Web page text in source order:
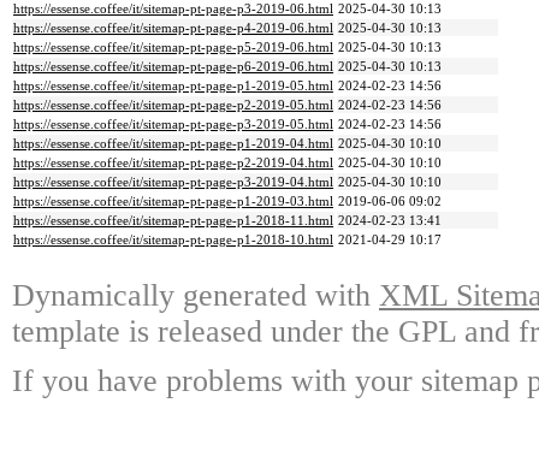
https://essense.coffee/it/sitemap-pt-page-p3-2019-06.html 2025-04-30 10:13
https://essense.coffee/it/sitemap-pt-page-p4-2019-06.html 2025-04-30 10:13
https://essense.coffee/it/sitemap-pt-page-p5-2019-06.html 2025-04-30 10:13
https://essense.coffee/it/sitemap-pt-page-p6-2019-06.html 2025-04-30 10:13
https://essense.coffee/it/sitemap-pt-page-p1-2019-05.html 2024-02-23 14:56
https://essense.coffee/it/sitemap-pt-page-p2-2019-05.html 2024-02-23 14:56
https://essense.coffee/it/sitemap-pt-page-p3-2019-05.html 2024-02-23 14:56
https://essense.coffee/it/sitemap-pt-page-p1-2019-04.html 2025-04-30 10:10
https://essense.coffee/it/sitemap-pt-page-p2-2019-04.html 2025-04-30 10:10
https://essense.coffee/it/sitemap-pt-page-p3-2019-04.html 2025-04-30 10:10
https://essense.coffee/it/sitemap-pt-page-p1-2019-03.html 2019-06-06 09:02
https://essense.coffee/it/sitemap-pt-page-p1-2018-11.html 2024-02-23 13:41
https://essense.coffee/it/sitemap-pt-page-p1-2018-10.html 2021-04-29 10:17
Dynamically generated with XML
template is released under the GPL and
If you have problems with your sitemap